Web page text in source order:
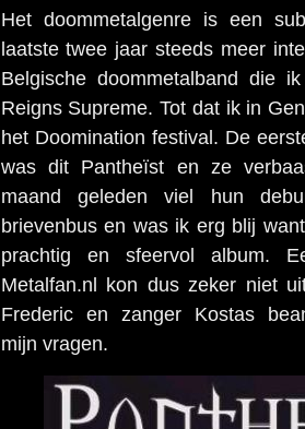
Het doommetalgenre is een
laatste twee jaar steeds meer
Belgische doommetalband die
Reigns Supreme. Tot dat ik in
het Doomination festival. De
was dit Pantheïst en ze
maand geleden viel hun
brievenbus en was ik erg blij
prachtig en sfeervol album.
Metalfan.nl kon dus zeker niet
Frederic en zanger Kostas
mijn vragen.